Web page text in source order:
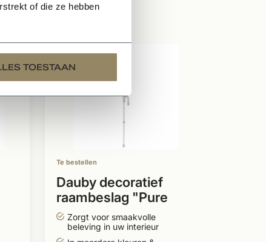
of die ze hebben
TOESTAAN
Te bestellen
Dauby decoratief
raambeslag "Pure
Line type 1830"
Zorgt voor smaakvolle
beleving in uw interieur